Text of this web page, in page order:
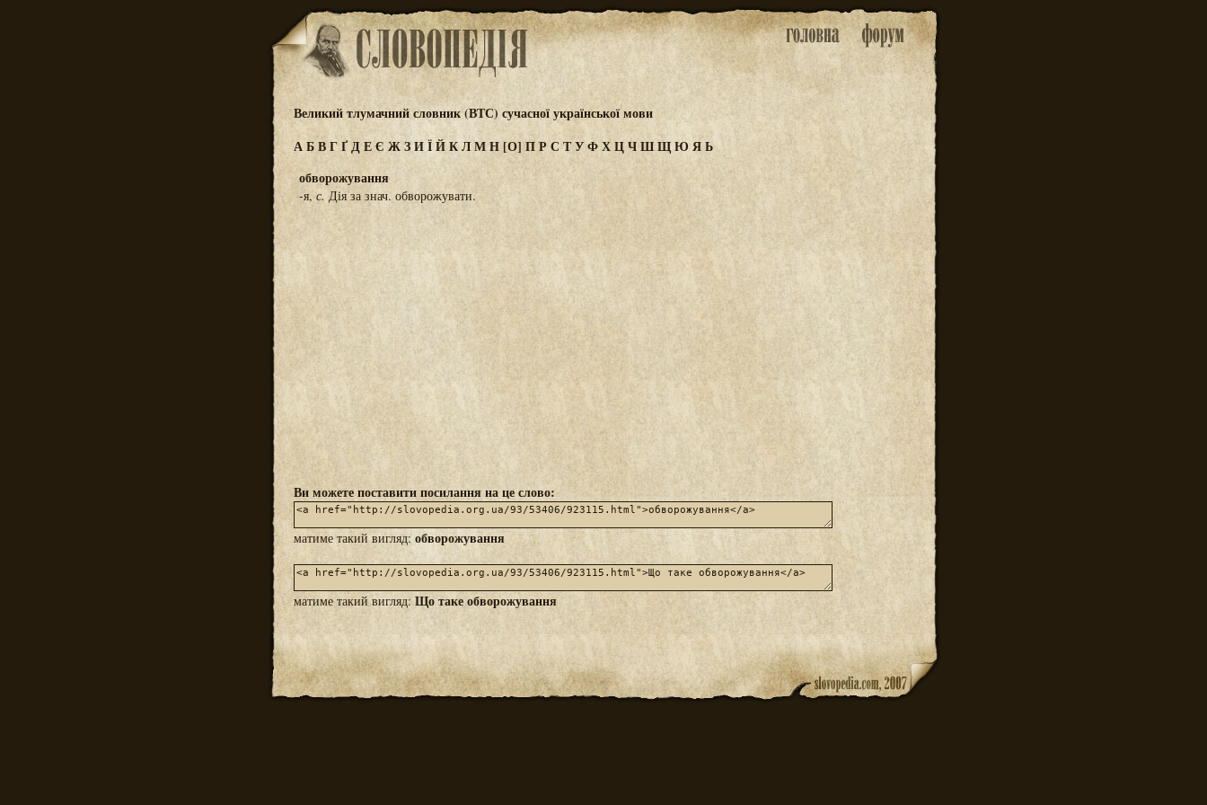
Великий тлумачний словник (ВТС) сучасної української мови
АБВГҐДЕЄ ЖЗИЇЙКЛМН[О] ПРС ТУФХЦЧШЩЮ ЯЬ
обворожування
-я,с. Дія за знач. обворожувати.
Ви можете поставити посилання на це слово:
матиме такий вигляд: обворожування
матиме такий вигляд:Що таке обворожування